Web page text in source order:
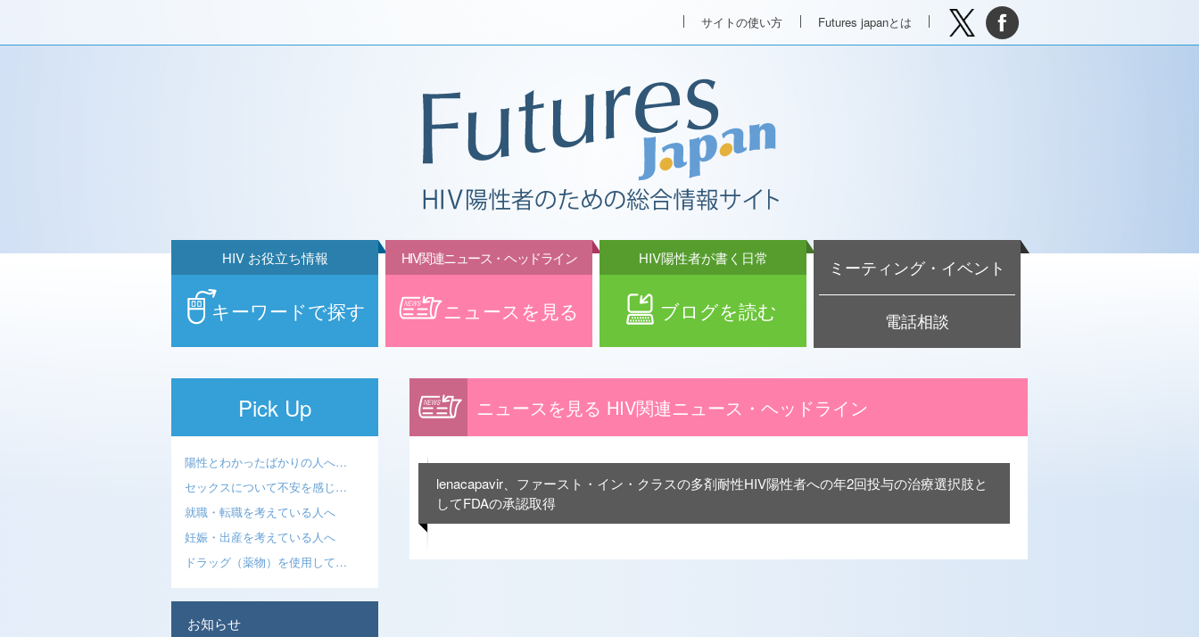
サイトの使い方 Futures japanとは
キーワードで探す
HIV お役立ち情報
ニュースを見る
HIV関連ニュース・ヘッドライン
ブログを読む
HIV陽性者が書く日常 ミーティング・イベント
電話相談
ニュースを見る HIV関連ニュース・ヘッドライン
lenacapavir、ファースト・イン・クラスの多剤耐性HIV陽性者への年2回投与の治療選択肢と
してFDAの承認取得
Pick Up
陽性とわかったばかりの人へ…
セックスについて不安を感じ…
就職・転職を考えている人へ
妊娠・出産を考えている人へ
ドラッグ（薬物）を使用して…
お知らせ